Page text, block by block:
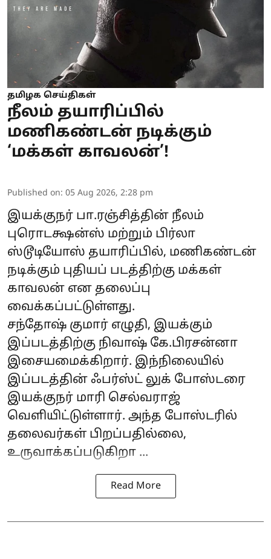
தமிழக செய்திகள்
நீலம் தயாரிப்பில்
மணிகண்டன் நடிக்கும்
‘மக்கள் காவலன்’!
Published on: 05 Aug 2026, 2:28 pm
இயக்குநர் பா.ரஞ்சித்தின் நீலம்
புரொடக்ஷன்ஸ் மற்றும் பிர்லா
ஸ்டூடியோஸ் தயாரிப்பில், மணிகண்டன்
நடிக்கும் புதியப் படத்திற்கு மக்கள்
காவலன் என தலைப்பு
வைக்கப்பட்டுள்ளது.
சந்தோஷ் குமார் எழுதி, இயக்கும்
இப்படத்திற்கு நிவாஷ் கே.பிரசன்னா
இசையமைக்கிறார். இந்நிலையில்
இப்படத்தின் ஃபர்ஸ்ட் லுக் போஸ்டரை
இயக்குநர் மாரி செல்வராஜ்
வெளியிட்டுள்ளார். அந்த போஸ்டரில்
தலைவர்கள் பிறப்பதில்லை,
உருவாக்கப்படுகிறா ...
Read More